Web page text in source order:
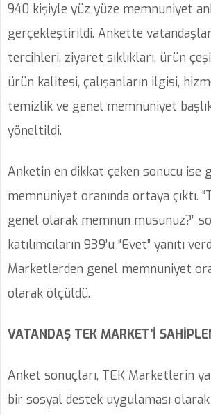
940 kişiyle yüz yüze memnuniyet
gerçekleştirildi. Ankette
tercihleri, ziyaret sıklıkları, ürün
ürün kalitesi, çalışanların ilgisi,
temizlik ve genel memnuniyet
yöneltildi.
Anketin en dikkat çeken sonucu ise
memnuniyet oranında ortaya çıktı.
genel olarak memnun musunuz?”
katılımcıların 939’u “Evet” yanıtı
Marketlerden genel memnuniyet
olarak ölçüldü.
VATANDAŞ TEK MARKET’İ
Anket sonuçları, TEK Marketlerin
bir sosyal destek uygulaması